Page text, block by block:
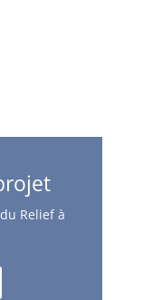
Relief à